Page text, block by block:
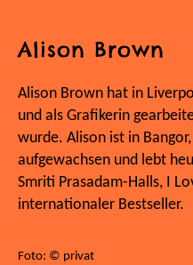
Alison Brown
Alison Brown hat in
und als Grafikerin
wurde. Alison ist in
aufgewachsen und lebt
Smriti Prasadam-Halls, I
internationaler Bestseller.
Foto: © privat